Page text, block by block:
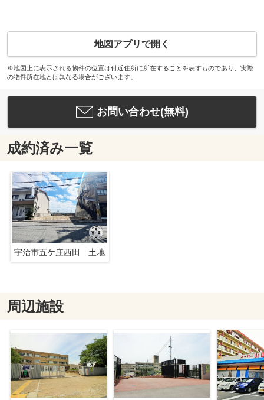
地図アプリで開く
※地図上に表示される物件の位置は付近住所に所在することを表すものであり、実際
の物件所在地とは異なる場合がございます。
お問い合わせ(無料)
成約済み一覧
宇治市五ケ庄西田 土地
周辺施設